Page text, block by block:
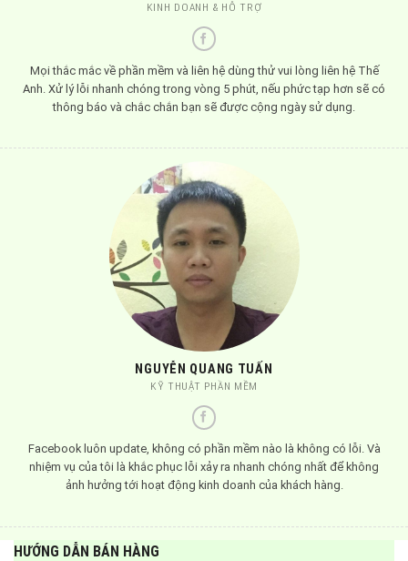
KINH DOANH & HỖ TRỢ
Mọi thắc mắc về phần mềm và liên hệ dùng thử vui lòng liên hệ Thế
Anh. Xử lý lỗi nhanh chóng trong vòng 5 phút, nếu phức tạp hơn sẽ có
thông báo và chắc chắn bạn sẽ được cộng ngày sử dụng.
NGUYỄN QUANG TUẤN
KỸ THUẬT PHẦN MỀM
Facebook luôn update, không có phần mềm nào là không có lỗi. Và
nhiệm vụ của tôi là khắc phục lỗi xảy ra nhanh chóng nhất để không
ảnh hưởng tới hoạt động kinh doanh của khách hàng.
HƯỚNG DẪN BÁN HÀNG